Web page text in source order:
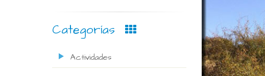
Categorías
Actividades